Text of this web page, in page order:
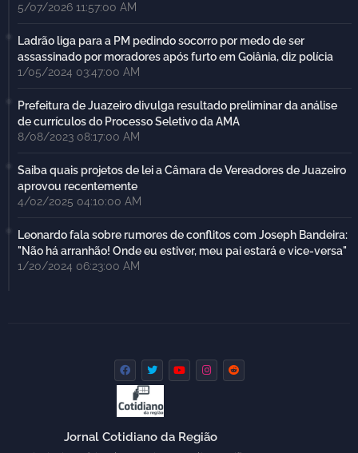
5/07/2026 11:57:00 AM
Ladrão liga para a PM pedindo socorro por medo de ser
assassinado por moradores após furto em Goiânia, diz polícia
1/05/2024 03:47:00 AM
Prefeitura de Juazeiro divulga resultado preliminar da análise
de currículos do Processo Seletivo da AMA
8/08/2023 08:17:00 AM
Saiba quais projetos de lei a Câmara de Vereadores de Juazeiro
aprovou recentemente
4/02/2025 04:10:00 AM
Leonardo fala sobre rumores de conflitos com Joseph Bandeira:
"Não há arranhão! Onde eu estiver, meu pai estará e vice-versa"
1/20/2024 06:23:00 AM
Jornal Cotidiano da Região